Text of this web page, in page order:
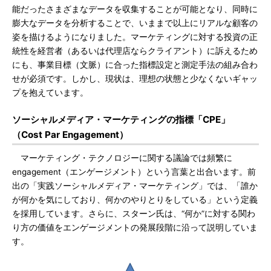
能だったさまざまなデータを収集することが可能となり、同時に
膨大なデータを分析することで、いままで以上にリアルな顧客の
姿を描けるようになりました。マーケティングに対する投資の正
統性を経営者（あるいは代理店ならクライアント）に訴えるため
にも、事業目標（文脈）に合った指標設定と測定手法の組み合わ
せが必須です。しかし、現状は、理想の状態と少なくないギャッ
プを抱えています。
ソーシャルメディア・マーケティングの指標「CPE」
（Cost Par Engagement）
マーケティング・テクノロジーに関する議論では頻繁に
engagement（エンゲージメント）という言葉と出合います。前
出の「実践ソーシャルメディア・マーケティング」では、「誰か
が何かを気にしており、何かのやりとりをしている」という定義
を採用しています。さらに、スターン氏は、“何か”に対する関わ
り方の価値をエンゲージメントの発展段階に沿って説明していま
す。